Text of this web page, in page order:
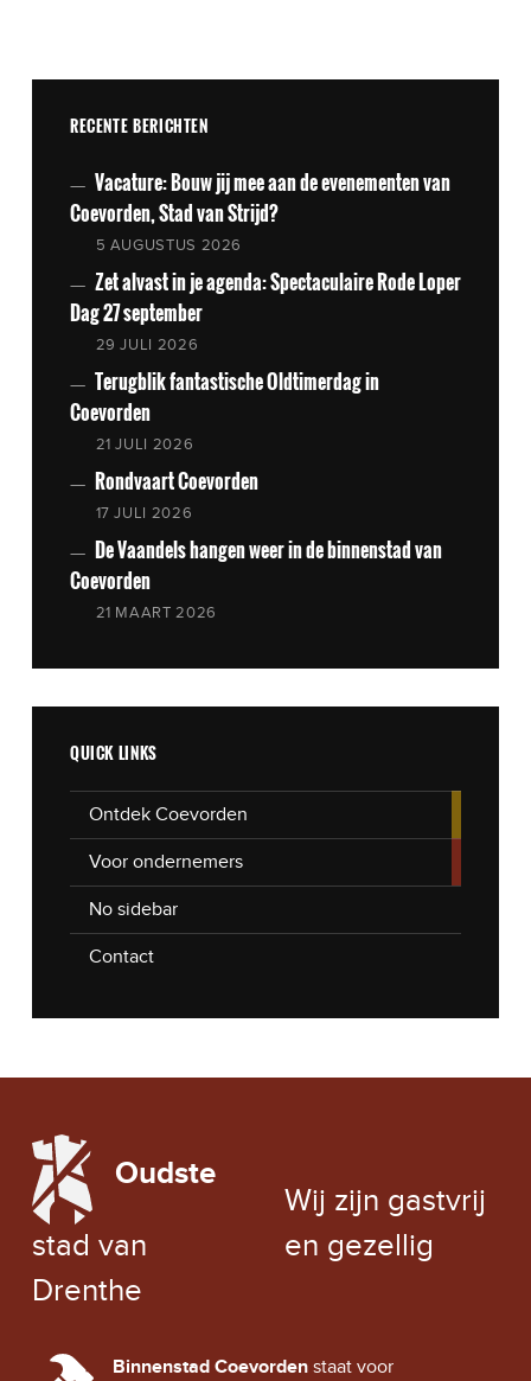
RECENTE BERICHTEN
Vacature: Bouw jij mee aan de evenementen van
Coevorden, Stad van Strijd?
5 AUGUSTUS 2026
Zet alvast in je agenda: Spectaculaire Rode Loper
Dag 27 september
29 JULI 2026
Terugblik fantastische Oldtimerdag in
Coevorden
21 JULI 2026
Rondvaart Coevorden
17 JULI 2026
De Vaandels hangen weer in de binnenstad van
Coevorden
21 MAART 2026
QUICK LINKS
Ontdek Coevorden
Voor ondernemers
No sidebar
Contact
LOCAL WEATHER
Oudste
stad van
Drenthe
Wij zijn gastvrij
en gezellig
CINDY CITY HALL Binnenstad Coevordenstaat voor